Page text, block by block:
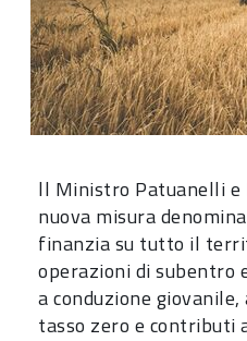
ll Ministro Patuanelli e
nuova misura
finanzia su tutto il
operazioni di subentro
a conduzione
tasso zero e contributi